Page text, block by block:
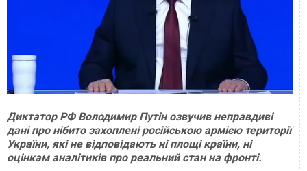
Диктатор РФ Володимир Путін озвучив неправдиві
дані про нібито захоплені російською армією території
України, які не відповідають ні площі країни, ні
оцінкам аналітиків про реальний стан на фронті.